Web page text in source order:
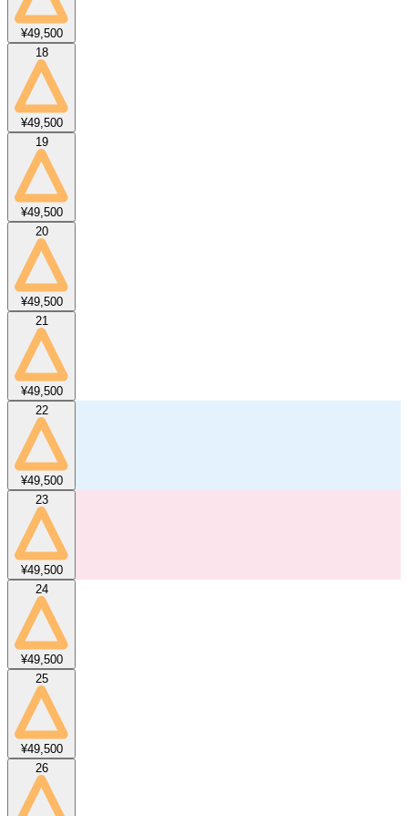
¥49,500
18
¥49,500
19
¥49,500
20
¥49,500
21
¥49,500
22
¥49,500
23
¥49,500
24
¥49,500
25
¥49,500
26